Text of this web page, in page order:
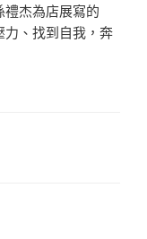
杰為店展寫的
力、找到自我，奔